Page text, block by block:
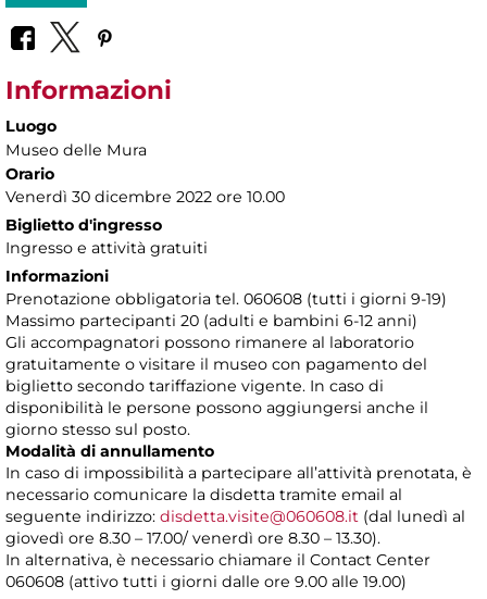
Informazioni
Luogo
Museo delle Mura
Orario
Venerdì 30 dicembre 2022 ore 10.00
Biglietto d'ingresso
Ingresso e attività gratuiti
Informazioni
Prenotazione obbligatoria tel. 060608 (tutti i giorni 9-19)
Massimo partecipanti 20 (adulti e bambini 6-12 anni)
Gli accompagnatori possono rimanere al laboratorio
gratuitamente o visitare il museo con pagamento del
biglietto secondo tariffazione vigente. In caso di
disponibilità le persone possono aggiungersi anche il
giorno stesso sul posto.
Modalità di annullamento
In caso di impossibilità a partecipare all’attività prenotata, è
necessario comunicare la disdetta tramite email al
seguente indirizzo: disdetta.visite@060608.it (dal lunedì al
giovedì ore 8.30 – 17.00/ venerdì ore 8.30 – 13.30).
In alternativa, è necessario chiamare il Contact Center
060608 (attivo tutti i giorni dalle ore 9.00 alle 19.00)